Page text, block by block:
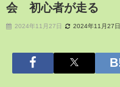
会 初心者が走る
2024年11月27日 2024年11月27日